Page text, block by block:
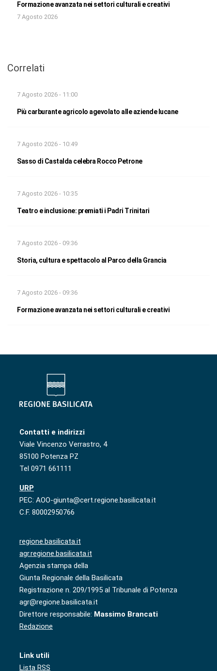
Formazione avanzata nei settori culturali e creativi
7 Agosto 2026
Correlati
7 Agosto 2026 - 11:00
Più carburante agricolo agevolato alle aziende lucane
7 Agosto 2026 - 10:49
Sasso di Castalda celebra Rocco Petrone
7 Agosto 2026 - 10:35
Teatro e inclusione: premiati i Padri Trinitari
7 Agosto 2026 - 09:36
Storia, cultura e spettacolo al Parco della Grancia
7 Agosto 2026 - 09:36
Formazione avanzata nei settori culturali e creativi
Contatti e indirizzi
Viale Vincenzo Verrastro, 4
85100 Potenza PZ
Tel 0971 661111
URP
PEC: AOO-giunta@cert.regione.basilicata.it
C.F. 80002950766
regione.basilicata.it
agr.regione.basilicata.it
Agenzia stampa della
Giunta Regionale della Basilicata
Registrazione n. 209/1995 al Tribunale di Potenza
agr@regione.basilicata.it
Direttore responsabile: Massimo Brancati
Redazione
Link utili
Lista RSS